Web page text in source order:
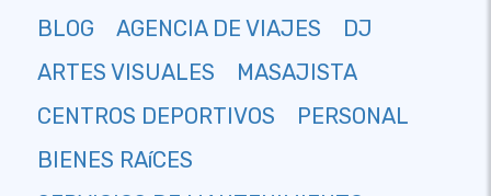
BLOG
AGENCIA DE VIAJES
DJ
ARTES VISUALES
MASAJISTA
CENTROS DEPORTIVOS
PERSONAL
BIENES RAíCES